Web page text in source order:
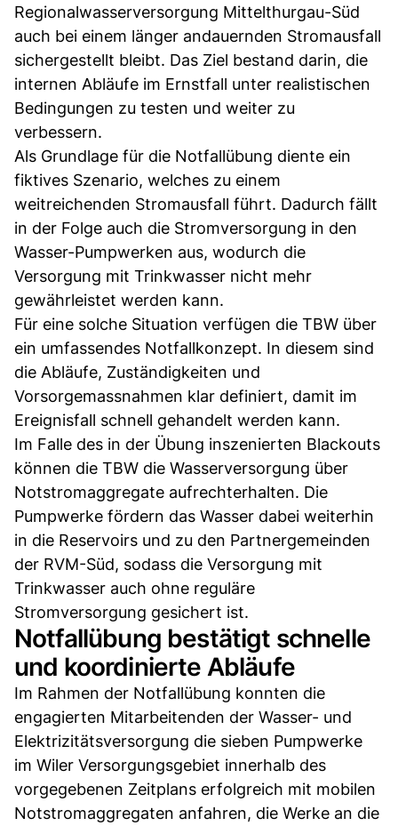
Regionalwasserversorgung Mittelthurgau-Süd
auch bei einem länger andauernden Stromausfall
sichergestellt bleibt. Das Ziel bestand darin, die
internen Abläufe im Ernstfall unter realistischen
Bedingungen zu testen und weiter zu
verbessern.
Als Grundlage für die Notfallübung diente ein
fiktives Szenario, welches zu einem
weitreichenden Stromausfall führt. Dadurch fällt
in der Folge auch die Stromversorgung in den
Wasser-Pumpwerken aus, wodurch die
Versorgung mit Trinkwasser nicht mehr
gewährleistet werden kann.
Für eine solche Situation verfügen die TBW über
ein umfassendes Notfallkonzept. In diesem sind
die Abläufe, Zuständigkeiten und
Vorsorgemassnahmen klar definiert, damit im
Ereignisfall schnell gehandelt werden kann.
Im Falle des in der Übung inszenierten Blackouts
können die TBW die Wasserversorgung über
Notstromaggregate aufrechterhalten. Die
Pumpwerke fördern das Wasser dabei weiterhin
in die Reservoirs und zu den Partnergemeinden
der RVM-Süd, sodass die Versorgung mit
Trinkwasser auch ohne reguläre
Stromversorgung gesichert ist.
Notfallübung bestätigt schnelle
und koordinierte Abläufe
Im Rahmen der Notfallübung konnten die
engagierten Mitarbeitenden der Wasser- und
Elektrizitätsversorgung die sieben Pumpwerke
im Wiler Versorgungsgebiet innerhalb des
vorgegebenen Zeitplans erfolgreich mit mobilen
Notstromaggregaten anfahren, die Werke an die